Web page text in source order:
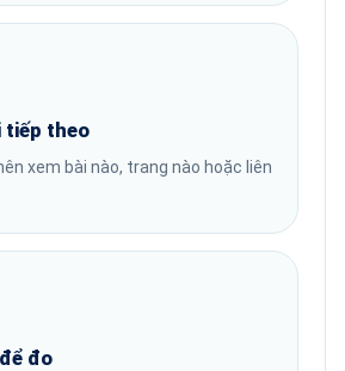
tiếp theo
xem bài nào, trang nào hoặc liên
đo